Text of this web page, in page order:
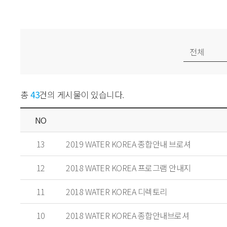
총43건의 게시물이 있습니다.
NO
13
2019 WATER KOREA 종합안내 브로셔
12
2018 WATER KOREA 프로그램 안내지
11
2018 WATER KOREA 디렉토리
10
2018 WATER KOREA 종합안내브로셔